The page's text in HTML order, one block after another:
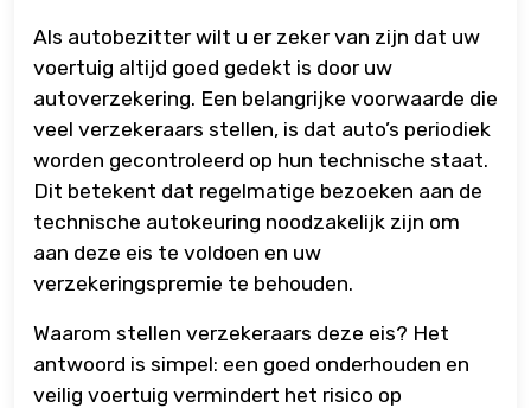
Als autobezitter wilt u er zeker van zijn dat uw
voertuig altijd goed gedekt is door uw
autoverzekering. Een belangrijke voorwaarde die
veel verzekeraars stellen, is dat auto’s periodiek
worden gecontroleerd op hun technische staat.
Dit betekent dat regelmatige bezoeken aan de
technische autokeuring noodzakelijk zijn om
aan deze eis te voldoen en uw
verzekeringspremie te behouden.
Waarom stellen verzekeraars deze eis? Het
antwoord is simpel: een goed onderhouden en
veilig voertuig vermindert het risico op